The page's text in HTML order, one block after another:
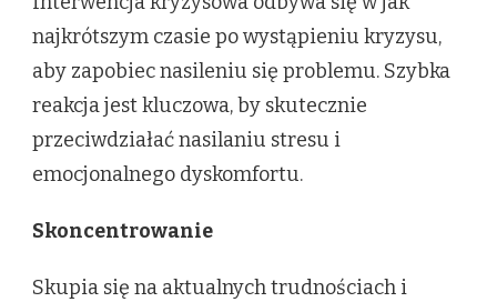
najkrótszym czasie po wystąpieniu kryzysu,
aby zapobiec nasileniu się problemu. Szybka
reakcja jest kluczowa, by skutecznie
przeciwdziałać nasilaniu stresu i
emocjonalnego dyskomfortu.
Skoncentrowanie
Skupia się na aktualnych trudnościach i